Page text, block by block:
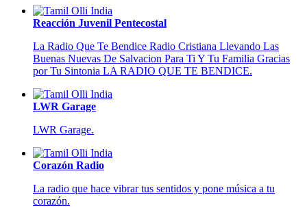
Reacción Juvenil Pentecostal
La Radio Que Te Bendice Radio Cristiana Llevando Las
Buenas Nuevas De Salvacion Para Ti Y Tu Familia Gracias
por Tu Sintonia LA RADIO QUE TE BENDICE.
LWR Garage
LWR Garage.
Corazón Radio
La radio que hace vibrar tus sentidos y pone música a tu
corazón.